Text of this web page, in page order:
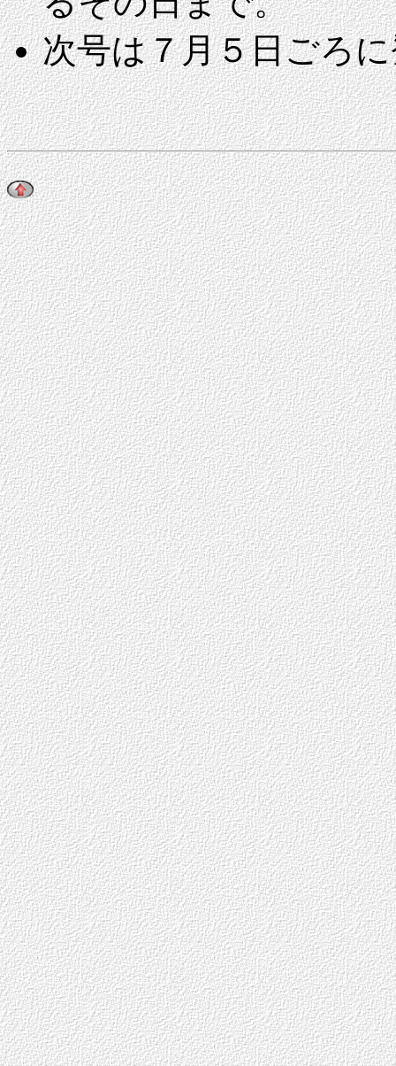
次号は７月５日ごろに